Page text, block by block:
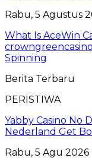
Rabu, 5 Agustus
What Is AceWin
Spinning
Berita Terbaru
PERISTIWA
Yabby Casino No
Nederland Get
Rabu, 5 Agu 2026